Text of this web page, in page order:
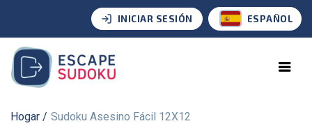
INICIAR SESIÓN ESPAÑOL
Hogar Sudoku Asesino Fácil 12X12